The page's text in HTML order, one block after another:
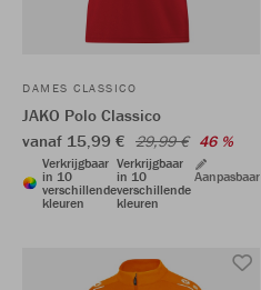
DAMES CLASSICO
JAKO Polo Classico
vanaf 15,99 € 29,99 € 46 %
Verkrijgbaar
in 10
verschillende
kleuren
Verkrijgbaar
in 10
verschillende
kleuren
Aanpasbaar